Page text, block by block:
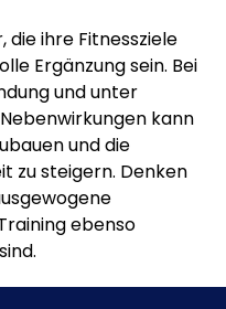
die ihre Fitnessziele
Ergänzung sein. Bei
und unter
kann
und die
zu steigern. Denken
ebenso